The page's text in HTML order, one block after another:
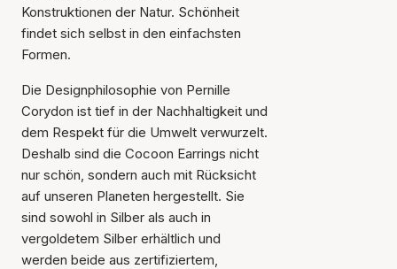
Konstruktionen der Natur. Schönheit
findet sich selbst in den einfachsten
Formen.
Die Designphilosophie von Pernille
Corydon ist tief in der Nachhaltigkeit und
dem Respekt für die Umwelt verwurzelt.
Deshalb sind die Cocoon Earrings nicht
nur schön, sondern auch mit Rücksicht
auf unseren Planeten hergestellt. Sie
sind sowohl in Silber als auch in
vergoldetem Silber erhältlich und
werden beide aus zertifiziertem,